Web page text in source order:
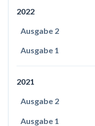
2022
Ausgabe 2
Ausgabe 1
2021
Ausgabe 2
Ausgabe 1